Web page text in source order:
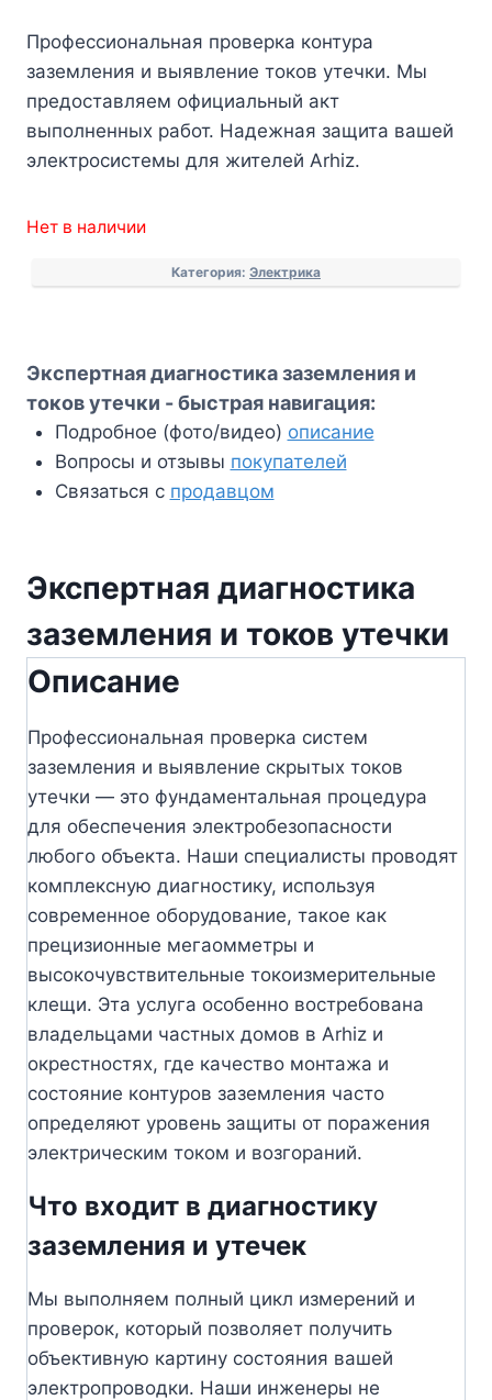
Профессиональная проверка контура
заземления и выявление токов утечки. Мы
предоставляем официальный акт
выполненных работ. Надежная защита вашей
электросистемы для жителей Arhiz.
Нет в наличии
Категория: Электрика
Экспертная диагностика заземления и
токов утечки - быстрая навигация:
Подробное (фото/видео) описание
Вопросы и отзывы покупателей
Связаться с продавцом
Экспертная диагностика
заземления и токов утечки
Описание
Профессиональная проверка систем
заземления и выявление скрытых токов
утечки — это фундаментальная процедура
для обеспечения электробезопасности
любого объекта. Наши специалисты проводят
комплексную диагностику, используя
современное оборудование, такое как
прецизионные мегаомметры и
высокочувствительные токоизмерительные
клещи. Эта услуга особенно востребована
владельцами частных домов в Arhiz и
окрестностях, где качество монтажа и
состояние контуров заземления часто
определяют уровень защиты от поражения
электрическим током и возгораний.
Что входит в диагностику
заземления и утечек
Мы выполняем полный цикл измерений и
проверок, который позволяет получить
объективную картину состояния вашей
электропроводки. Наши инженеры не